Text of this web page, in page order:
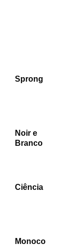
Sprong
Noir e
Branco
Ciência
Monoco